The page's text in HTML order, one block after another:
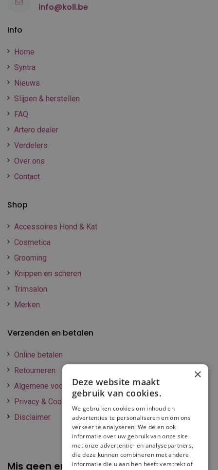
Info
Home
Syntra
Nieuws
Slijpen & herstellen
FAQ
Artero dealer
Verdelers
Over ons
Contact
Shop
Accessoires Hond & Kat
Cosmetica
Grooming
Knippen en scheren
Trimsalon
Merken
Verzenden en betalen
Online betalen
Retourneren
Algemene voorwaarden
Privacy & Cookie policy
Disclaimer
Mis geen enkelepromotie of korting
info@koll.be
×
Deze website maakt
gebruik van cookies.
We gebruiken cookies om inhoud en
advertenties te personaliseren en om ons
verkeer te analyseren. We delen ook
informatie over uw gebruik van onze site
met onze advertentie- en analysepartners,
die deze kunnen combineren met andere
informatie die u aan hen heeft verstrekt of